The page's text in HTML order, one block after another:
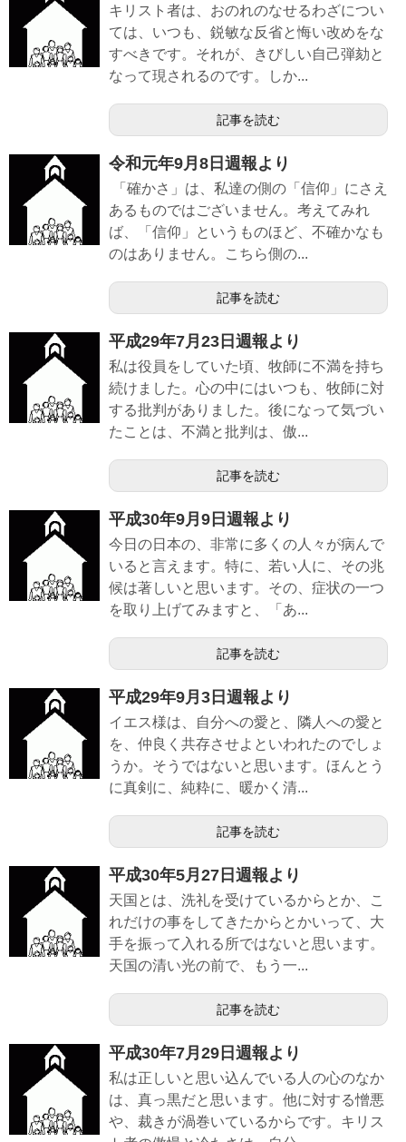
キリスト者は、おのれのなせるわざについ
ては、いつも、鋭敏な反省と悔い改めをな
すべきです。それが、きびしい自己弾劾と
なって現されるのです。しか...
記事を読む
令和元年9月8日週報より
「確かさ」は、私達の側の「信仰」にさえ
あるものではございません。考えてみれ
ば、「信仰」というものほど、不確かなも
のはありません。こちら側の...
記事を読む
平成29年7月23日週報より
私は役員をしていた頃、牧師に不満を持ち
続けました。心の中にはいつも、牧師に対
する批判がありました。後になって気づい
たことは、不満と批判は、傲...
記事を読む
平成30年9月9日週報より
今日の日本の、非常に多くの人々が病んで
いると言えます。特に、若い人に、その兆
候は著しいと思います。その、症状の一つ
を取り上げてみますと、「あ...
記事を読む
平成29年9月3日週報より
イエス様は、自分への愛と、隣人への愛と
を、仲良く共存させよといわれたのでしょ
うか。そうではないと思います。ほんとう
に真剣に、純粋に、暖かく清...
記事を読む
平成30年5月27日週報より
天国とは、洗礼を受けているからとか、こ
れだけの事をしてきたからとかいって、大
手を振って入れる所ではないと思います。
天国の清い光の前で、もう一...
記事を読む
平成30年7月29日週報より
私は正しいと思い込んでいる人の心のなか
は、真っ黒だと思います。他に対する憎悪
や、裁きが渦巻いているからです。キリス